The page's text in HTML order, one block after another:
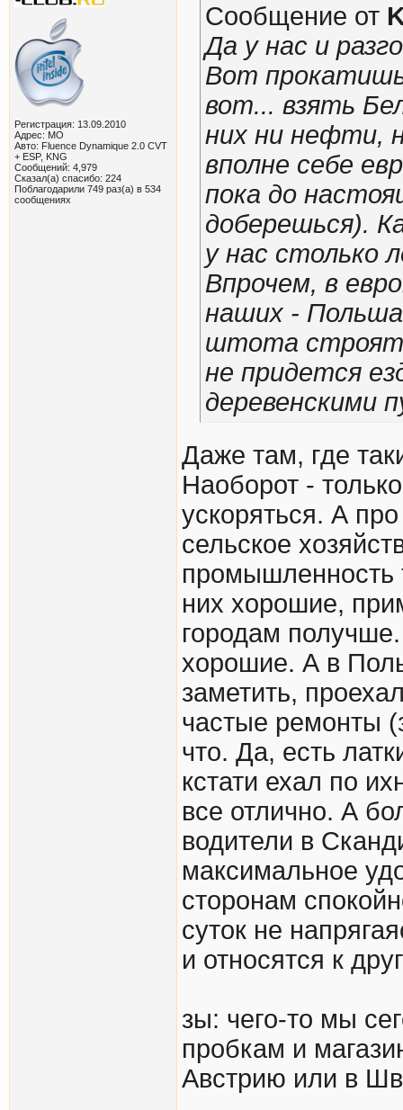
Регистрация: 13.09.2010
Адрес: МО
Авто: Fluence Dynamique 2.0 CVT
+ ESP, KNG
Сообщений: 4,979
Сказал(а) спасибо: 224
Поблагодарили 749 раз(а) в 534
сообщениях
Сообщение от
Да у нас и
Вот
вот... взять
них ни нефти,
вполне себе
пока до
доберешься).
у нас столько
Впрочем, в
наших -
штота
не придется
деревенскими
Даже там, где
Наоборот -
ускоряться. А
сельское
промышленность
них хорошие,
городам
хорошие. А в
заметить,
частые ремонты
что. Да, есть
кстати ехал по
все отлично. А
водители в
максимальное
сторонам
суток не
и относятся к
зы: чего-то мы
пробкам и
Австрию или в